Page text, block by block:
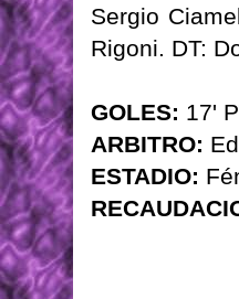
Sergio
Rigoni. DT:
GOLES: 17'
ARBITRO:
ESTADIO: